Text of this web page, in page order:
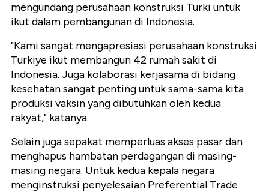
mengundang perusahaan konstruksi Turki untuk
ikut dalam pembangunan di Indonesia.
"Kami sangat mengapresiasi perusahaan konstruksi
Turkiye ikut membangun 42 rumah sakit di
Indonesia. Juga kolaborasi kerjasama di bidang
kesehatan sangat penting untuk sama-sama kita
produksi vaksin yang dibutuhkan oleh kedua
rakyat," katanya.
Selain juga sepakat memperluas akses pasar dan
menghapus hambatan perdagangan di masing-
masing negara. Untuk kedua kepala negara
menginstruksi penyelesaian Preferential Trade